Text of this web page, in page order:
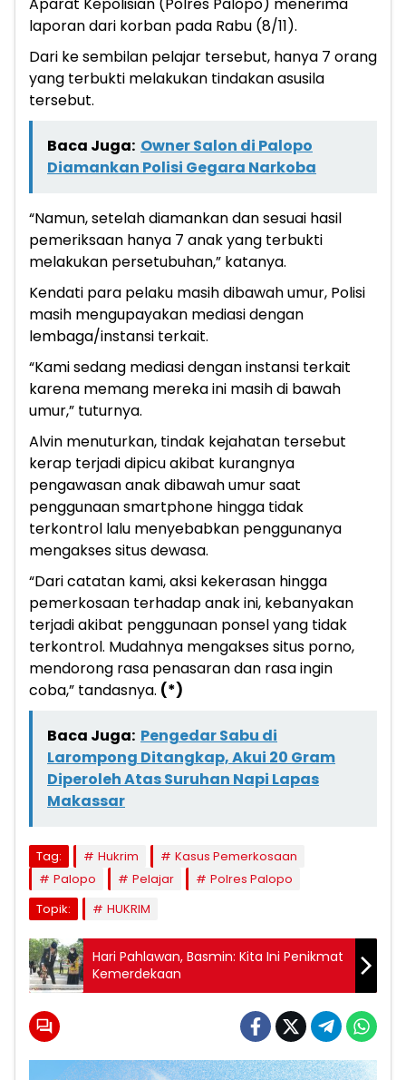
Aparat Kepolisian (Polres Palopo) menerima
laporan dari korban pada Rabu (8/11).
Dari ke sembilan pelajar tersebut, hanya 7 orang
yang terbukti melakukan tindakan asusila
tersebut.
Baca Juga: Owner Salon di Palopo
Diamankan Polisi Gegara Narkoba
“Namun, setelah diamankan dan sesuai hasil
pemeriksaan hanya 7 anak yang terbukti
melakukan persetubuhan,” katanya.
Kendati para pelaku masih dibawah umur, Polisi
masih mengupayakan mediasi dengan
lembaga/instansi terkait.
“Kami sedang mediasi dengan instansi terkait
karena memang mereka ini masih di bawah
umur,” tuturnya.
Alvin menuturkan, tindak kejahatan tersebut
kerap terjadi dipicu akibat kurangnya
pengawasan anak dibawah umur saat
penggunaan smartphone hingga tidak
terkontrol lalu menyebabkan penggunanya
mengakses situs dewasa.
“Dari catatan kami, aksi kekerasan hingga
pemerkosaan terhadap anak ini, kebanyakan
terjadi akibat penggunaan ponsel yang tidak
terkontrol. Mudahnya mengakses situs porno,
mendorong rasa penasaran dan rasa ingin
coba,” tandasnya. (*)
Baca Juga: Pengedar Sabu di
Larompong Ditangkap, Akui 20 Gram
Diperoleh Atas Suruhan Napi Lapas
Makassar
Tag: Hukrim
Kasus Pemerkosaan
Palopo
Pelajar
Polres Palopo
Topik:
HUKRIM
Hari Pahlawan, Basmin: Kita Ini Penikmat
Kemerdekaan